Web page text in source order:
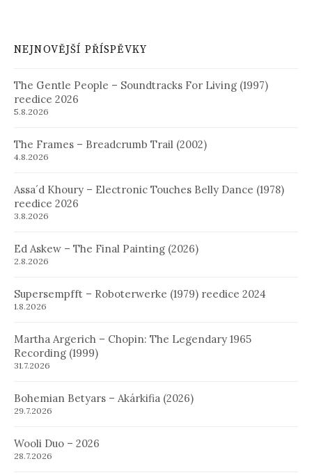
NEJNOVĚJŠÍ PŘÍSPĚVKY
The Gentle People – Soundtracks For Living (1997)
reedice 2026
5.8.2026
The Frames – Breadcrumb Trail (2002)
4.8.2026
Assa´d Khoury – Electronic Touches Belly Dance (1978)
reedice 2026
3.8.2026
Ed Askew – The Final Painting (2026)
2.8.2026
Supersempfft – Roboterwerke (1979) reedice 2024
1.8.2026
Martha Argerich – Chopin: The Legendary 1965
Recording (1999)
31.7.2026
Bohemian Betyars – Akárkifia (2026)
29.7.2026
Wooli Duo – 2026
28.7.2026